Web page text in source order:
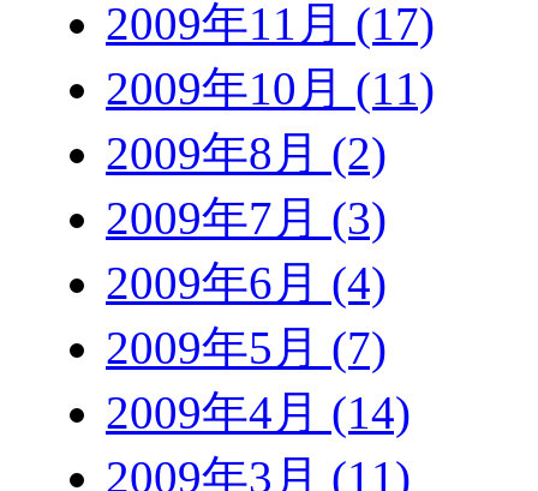
2009年11月 (17)
2009年10月 (11)
2009年8月 (2)
2009年7月 (3)
2009年6月 (4)
2009年5月 (7)
2009年4月 (14)
2009年3月 (11)